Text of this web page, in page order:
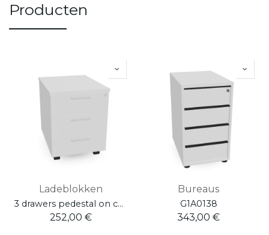
Producten
Ladeblokken
3 drawers pedestal on castors with 3 soft-closings W. 42 H. 55,5 D. 57
252,00 €
Bureaus
G1A0138
343,00 €